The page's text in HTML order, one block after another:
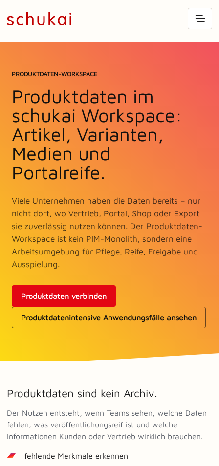
PRODUKTDATEN-WORKSPACE
Produktdaten im
schukai Workspace:
Artikel, Varianten,
Medien und
Portalreife.
Viele Unternehmen haben die Daten bereits – nur
nicht dort, wo Vertrieb, Portal, Shop oder Export
sie zuverlässig nutzen können. Der Produktdaten-
Workspace ist kein PIM-Monolith, sondern eine
Arbeitsumgebung für Pflege, Reife, Freigabe und
Ausspielung.
Produktdaten verbinden
Produktdatenintensive Anwendungsfälle ansehen
Produktdaten sind kein Archiv.
Der Nutzen entsteht, wenn Teams sehen, welche Daten
fehlen, was veröffentlichungsreif ist und welche
Informationen Kunden oder Vertrieb wirklich brauchen.
fehlende Merkmale erkennen